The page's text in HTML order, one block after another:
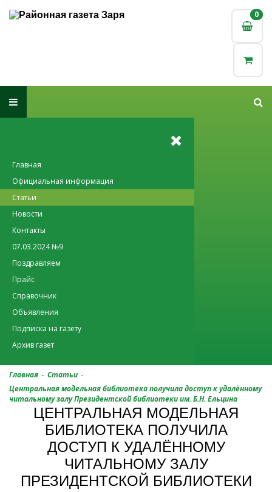
0
0
Главная
Официальная информация
Статьи
Новости
Контакты
07.03.2024 №9
Поздравляем
Прайс
Справочник
Объявления
Подписка на газету
Архив газет
Главная - Статьи -
Центральная модельная библиотека получила доступ к удалённому
читальному залу Президентской библиотеки им. Б.Н. Ельцина
ЦЕНТРАЛЬНАЯ МОДЕЛЬНАЯ
БИБЛИОТЕКА ПОЛУЧИЛА
ДОСТУП К УДАЛЁННОМУ
ЧИТАЛЬНОМУ ЗАЛУ
ПРЕЗИДЕНТСКОЙ БИБЛИОТЕКИ